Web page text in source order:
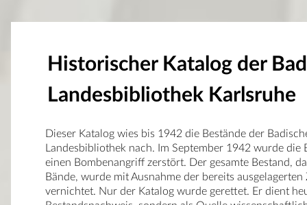
Historischer Katalog der
Landesbibliothek Karlsruhe
Dieser Katalog wies bis 1942 die Bestände der
Landesbibliothek nach. Im September 1942 wurde
einen Bombenangriff zerstört. Der gesamte Bestand,
Bände, wurde mit Ausnahme der bereits ausgelagerten
vernichtet. Nur der Katalog wurde gerettet. Er dient